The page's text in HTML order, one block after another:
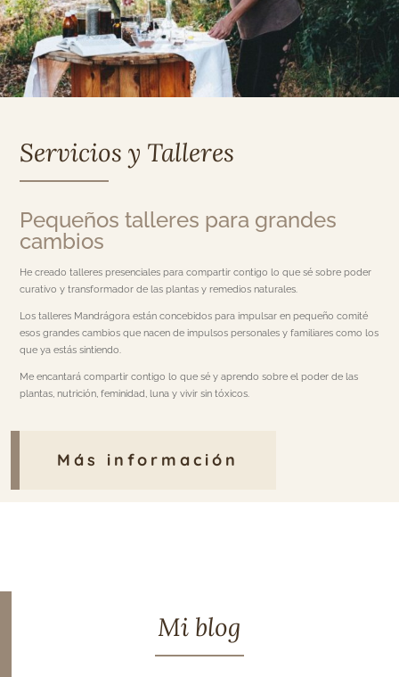
Servicios y Talleres
Pequeños talleres para grandes
cambios
He creado talleres presenciales para compartir contigo lo que sé sobre poder
curativo y transformador de las plantas y remedios naturales.
Los talleres Mandrágora están concebidos para impulsar en pequeño comité
esos grandes cambios que nacen de impulsos personales y familiares como los
que ya estás sintiendo.
Me encantará compartir contigo lo que sé y aprendo sobre el poder de las
plantas, nutrición, feminidad, luna y vivir sin tóxicos.
Más información
Mi blog